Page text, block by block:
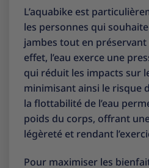
L’aquabike est
les personnes qui
jambes tout en
effet, l’eau exerce une
qui réduit les impacts sur
minimisant ainsi le risque
la flottabilité de l’eau
poids du corps, offrant
légèreté et rendant
Pour maximiser les